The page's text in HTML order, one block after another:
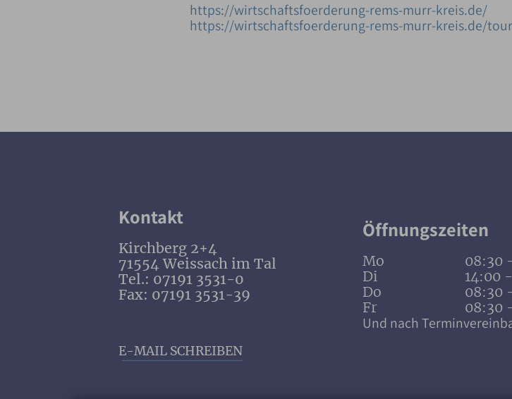
https://wirtschaftsfoerderung-rems-murr-kreis.de/
https://wirtschaftsfoerderung-rems-murr-kreis.de/
Kontakt
Kirchberg 2+4
71554 Weissach im Tal
Tel.: 07191 3531-0
Fax: 07191 3531-39
E-MAIL SCHREIBEN
Öffnungszeiten
Mo
08:30
Di
14:00
Do
08:30
Fr
08:30
Und nach